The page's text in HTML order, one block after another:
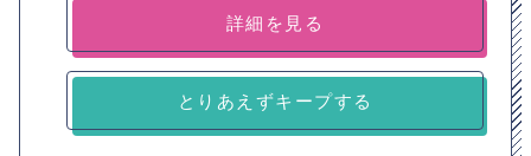
詳細を見る
とりあえずキープする